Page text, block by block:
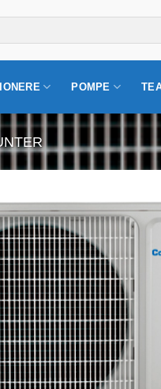
POMPE